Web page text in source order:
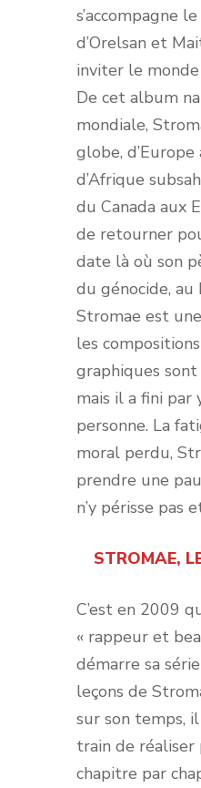
s’accompagne
d’Orelsan et
inviter le
De cet album
mondiale,
globe,
d’Afrique
du Canada aux
de retourner
date là où son
du génocide, au
Stromae est
les
graphiques
mais il a fini par
personne. La
moral perdu,
prendre une
n’y périsse pas
STROMAE,
C’est en 2009
« rappeur et
démarre sa
leçons de
sur son temps,
train de réaliser
chapitre par